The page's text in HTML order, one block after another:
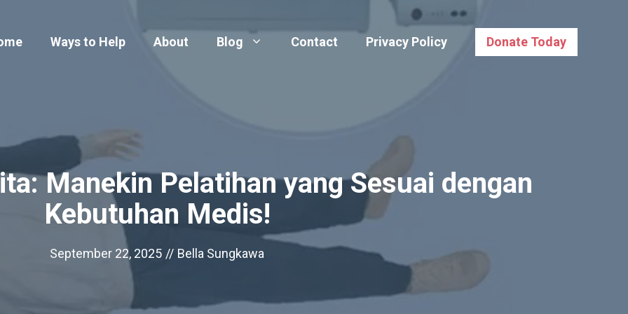
Ways to Help About Blog Contact Privacy Policy Donate Today
Manekin Pelatihan yang Sesuai dengan
Kebutuhan Medis!
September 22, 2025 // Bella Sungkawa